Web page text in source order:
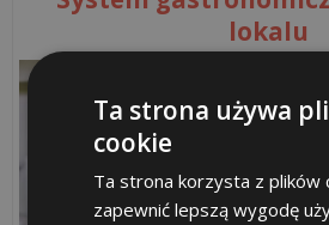
lokalu
Ta strona używa
cookie
Ta strona korzysta z plików
zapewnić lepszą wygodę